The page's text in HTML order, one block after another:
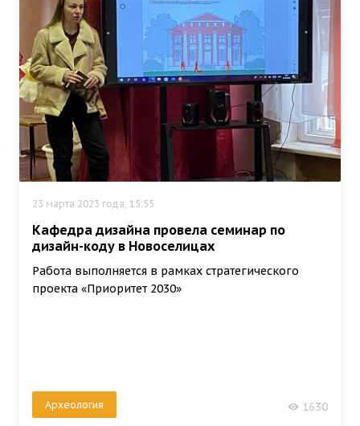
23 марта 2023 года, 15:55
Кафедра дизайна провела семинар по
дизайн-коду в Новоселицах
Работа выполняется в рамках стратегического
проекта «Приоритет 2030»
Археология 1630